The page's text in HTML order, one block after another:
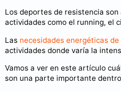
Los deportes de resistencia
actividades como el running, el
Las necesidades energéticas
actividades donde varía la
Vamos a ver en este artículo
son una parte importante